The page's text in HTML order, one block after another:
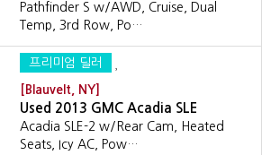
Pathfinder S w/AWD, Cruise, Dual
Temp, 3rd Row, Po…
프리미엄 딜러
[Blauvelt, NY]
Used 2013 GMC Acadia SLE
Acadia SLE-2 w/Rear Cam, Heated
Seats, Icy AC, Pow…